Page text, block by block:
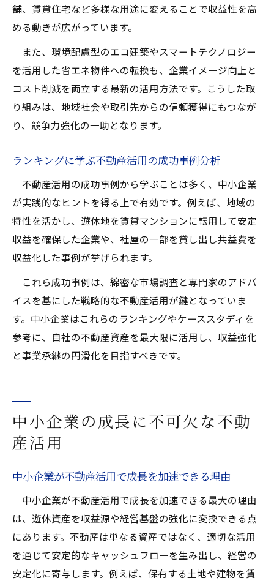
安定収入の確保を実現する活用テクニック
不動産活用で安定収入を得る仕組みを解説
中小企業に最適な不動産活用の収入モデル
安定した資金繰りを支える不動産活用戦略
複数収入源を確保するための不動産活用技
術
舗、賃貸住宅など多様な用途に変えることで収益性を高
める動きが広がっています。
また、環境配慮型のエコ建築やスマートテクノロジー
を活用した省エネ物件への転換も、企業イメージ向上と
コスト削減を両立する最新の活用方法です。こうした取
り組みは、地域社会や取引先からの信頼獲得にもつなが
り、競争力強化の一助となります。
ランキングに学ぶ不動産活用の成功事例分析
不動産活用の成功事例から学ぶことは多く、中小企業
が実践的なヒントを得る上で有効です。例えば、地域の
特性を活かし、遊休地を賃貸マンションに転用して安定
収益を確保した企業や、社屋の一部を貸し出し共益費を
収益化した事例が挙げられます。
これら成功事例は、綿密な市場調査と専門家のアドバ
イスを基にした戦略的な不動産活用が鍵となっていま
す。中小企業はこれらのランキングやケーススタディを
参考に、自社の不動産資産を最大限に活用し、収益強化
と事業承継の円滑化を目指すべきです。
中小企業の成長に不可欠な不動
産活用
中小企業が不動産活用で成長を加速できる理由
中小企業が不動産活用で成長を加速できる最大の理由
は、遊休資産を収益源や経営基盤の強化に変換できる点
にあります。不動産は単なる資産ではなく、適切な活用
を通じて安定的なキャッシュフローを生み出し、経営の
安定化に寄与します。例えば、保有する土地や建物を賃